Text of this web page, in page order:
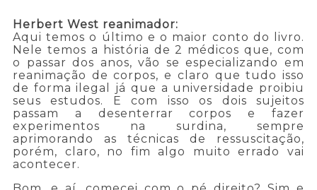
Herbert West reanimador:
Aqui temos o último e o maior conto do livro.
Nele temos a história de 2 médicos que, com
o passar dos anos, vão se especializando em
reanimação de corpos, e claro que tudo isso
de forma ilegal já que a universidade proibiu
seus estudos. E com isso os dois sujeitos
passam a desenterrar corpos e fazer
experimentos na surdina, sempre
aprimorando as técnicas de ressuscitação,
porém, claro, no fim algo muito errado vai
acontecer.